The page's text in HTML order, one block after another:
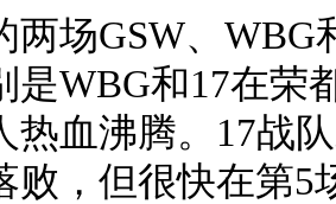
两场GSW、
是WBG和17在荣
热血沸腾。17战
败，但很快在第5